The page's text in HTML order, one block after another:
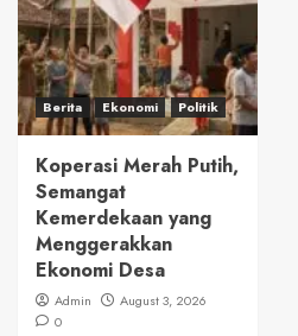
Berita Ekonomi Politik
Koperasi Merah Putih,
Semangat
Kemerdekaan yang
Menggerakkan
Ekonomi Desa
Admin
August 3, 2026
0